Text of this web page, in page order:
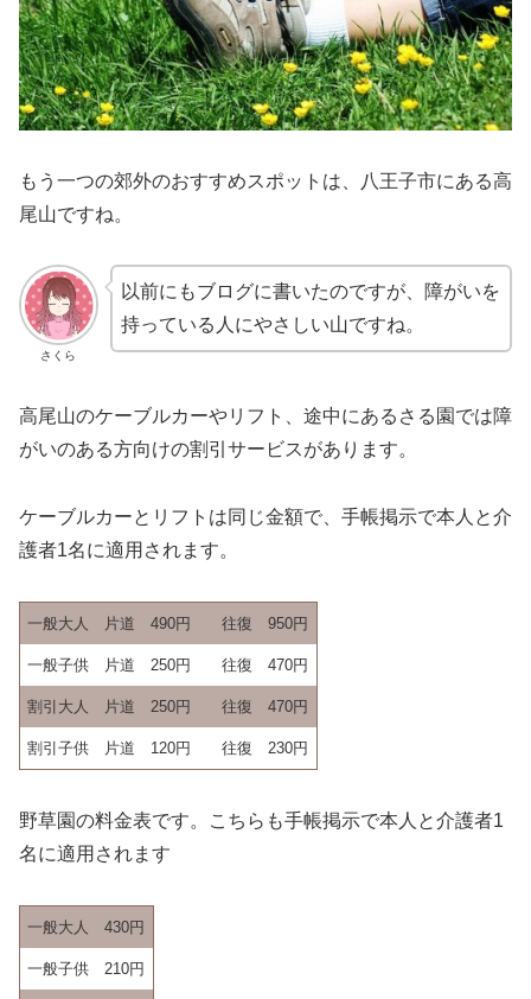
もう一つの郊外のおすすめスポットは、八王子市にある高
尾山ですね。
さくら
以前にもブログに書いたのですが、障がいを
持っている人にやさしい山ですね。
高尾山のケーブルカーやリフト、途中にあるさる園では障
がいのある方向けの割引サービスがあります。
ケーブルカーとリフトは同じ金額で、手帳掲示で本人と介
護者1名に適用されます。
一般大人 片道 490円 往復 950円
一般子供 片道 250円 往復 470円
割引大人 片道 250円 往復 470円
割引子供 片道 120円 往復 230円
野草園の料金表です。こちらも手帳掲示で本人と介護者1
名に適用されます
一般大人 430円
一般子供 210円